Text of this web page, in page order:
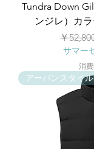
Tundra Down
ンジレ）カ
通常価
￥
サマー
消
アーバンスタイル